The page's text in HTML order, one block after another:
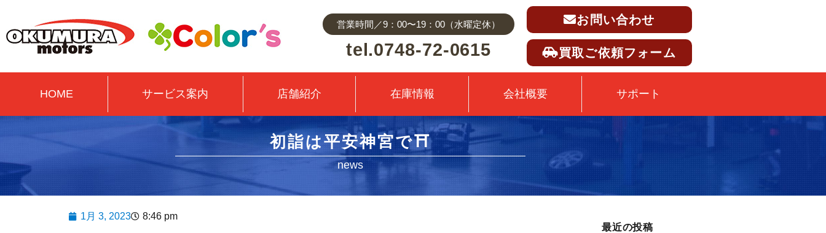
営業時間／9：00〜19：00（水曜定休）
tel.0748-72-0615
お問い合わせ
買取ご依頼フォーム
HOME サービス案内 店舗紹介 在庫情報 会社概要 サポート
初詣は平安神宮で⛩
news
1月 3, 2023 8:46 pm
最近の投稿